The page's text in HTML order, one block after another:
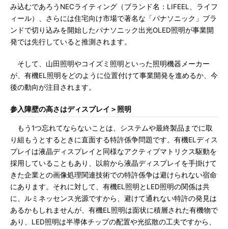
み込むであろうNECライティング（ブランド名：LIFEEL、ライフ
ィール）、さらには住宅向け市場で著名な「パナソニック」ブラ
ンドで切り込みを開始したパナソニック出光OLED照明が事業開
発では先行していると推測されます。
そして、山田照明やコイズミ照明といった照明機器メーカー
が、有機EL照明をどのように位置付けて事業開発を進めるか、今
後の動向が注目されます。
参入障壁の高さはディスプレイ＞照明
もう1つ忘れてならないことは、システムや最終製品までに取
り組もうとするときに直面する特許係争問題です。有機ELディス
プレイは液晶ディスプレイと同様なアクティブマトリクス駆動を
採用していることもあり、以前から液晶ディスプレイを手掛けて
きた企業との画像処理関連技術での特許係争は避けられない宿命
にあります。それに対して、有機EL照明とLED照明の関係は共
に、ルミネッセンス光源ですから、避けて通れない特許の発見は
あるかもしれませんが、有機EL照明は面状に積層された有機物で
あり、LED照明は半導体チップの配置や光拡散の工夫ですから、